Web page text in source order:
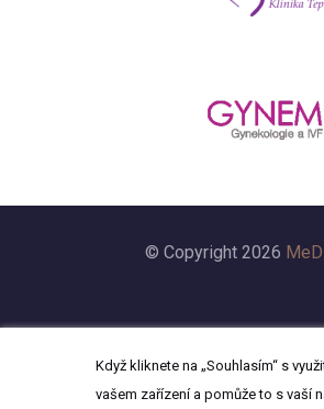
© Copyright 2026
Když kliknete na „Souhlasím“ s
vašem zařízení a pomůže to s vaší